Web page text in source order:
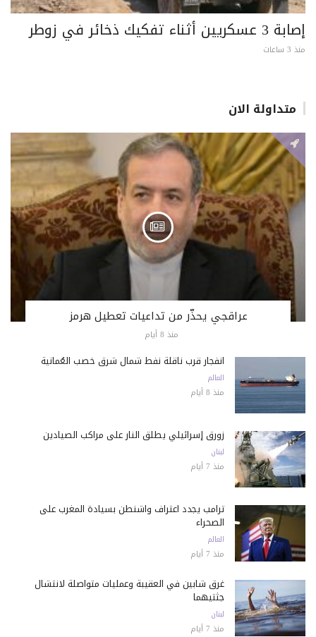
إصابة 3 عسكريين أثناء تفكيك ذخائر في زوطر
منذ 3 ساعات
متداولة الان
عراقجي يحذّر من تداعيات تعطيل هرمز
منذ 8 أيام
انفجار قرب ناقلة نفط شمال شرق خصب العُمانية
العالم
منذ 8 أيام
زورق إسرائيلي يطلق النار على مراكب الصيادين
لبنان
منذ 7 أيام
ترامب يجدد اعتراف واشنطن بسيادة المغرب على
الصحراء
العالم
منذ 7 أيام
غرق شابين في العقيبة وعمليات متواصلة لانتشال
جثتيهما
لبنان
منذ 7 أيام